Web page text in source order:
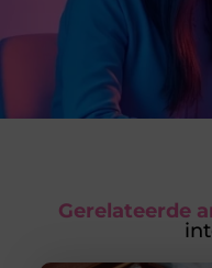
Gerelateerde